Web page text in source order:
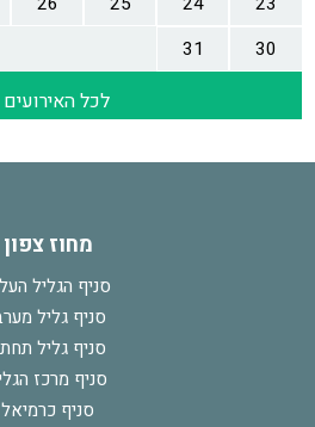
מחוז צפון
סניף הגליל
סניף גליל
סניף גליל
סניף מרכז
סניף כרמיאל